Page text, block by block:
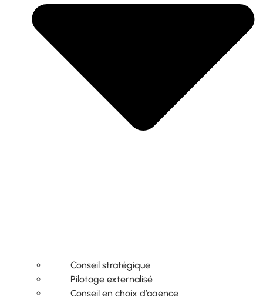
Conseil stratégique
Pilotage externalisé
Conseil en choix d’agence